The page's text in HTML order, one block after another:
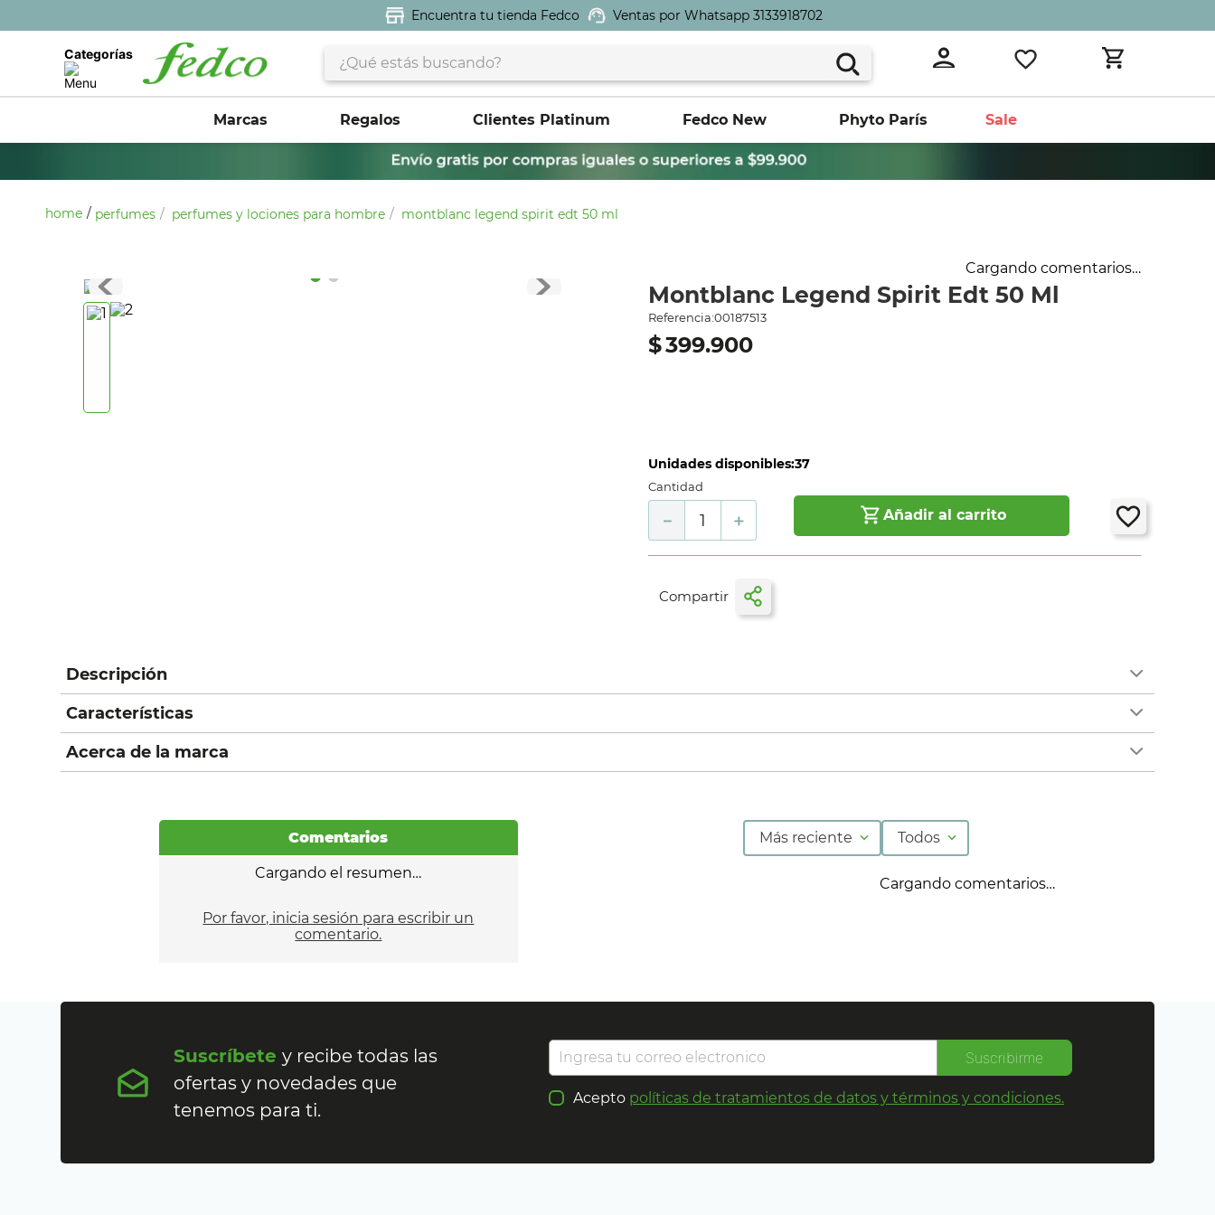
Encuentra tu tienda Fedco Ventas por Whatsapp 3133918702
Categorías ¿Qué estás buscando?
Marcas Regalos Clientes Platinum Fedco New Phyto París Sale
perfumes perfumes y lociones para hombre montblanc legend spirit edt 50 ml
Cargando comentarios…
Montblanc Legend Spirit Edt 50 Ml
Referencia:00187513
$399.900
Unidades disponibles:37
Cantidad
＋
－ Añadir al carrito
Descripción
Características
Acerca de la marca
Comentarios
Cargando el resumen…
Por favor, inicia sesión para escribir un
comentario.
Más reciente Todos
Cargando comentarios…
Suscríbetey recibe todas las
ofertas y novedades que
tenemos para ti.
Suscribirme
Acepto políticas de tratamientos de datos y términos y condiciones.